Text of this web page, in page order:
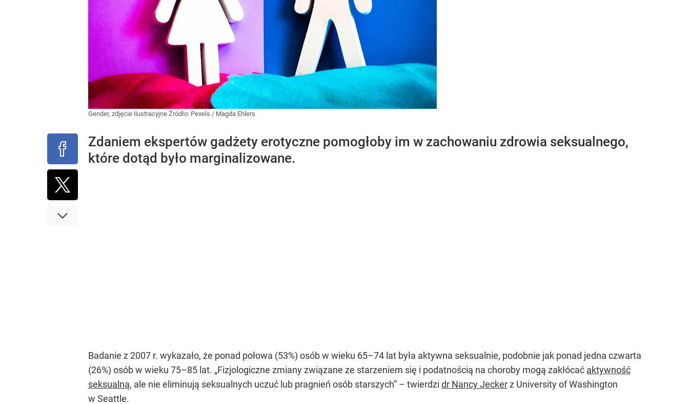
Gender, zdjęcie ilustracyjne Źródło: Pexels / Magda Ehlers
Zdaniem ekspertów gadżety erotyczne pomogłoby im w zachowaniu zdrowia seksualnego,
które dotąd było marginalizowane.
Badanie z 2007 r. wykazało, że ponad połowa (53%) osób w wieku 65–74 lat była aktywna seksualnie, podobnie jak ponad jedna czwarta
(26%) osób w wieku 75–85 lat. „Fizjologiczne zmiany związane ze starzeniem się i podatnością na choroby mogą zakłócać aktywność
seksualną, ale nie eliminują seksualnych uczuć lub pragnień osób starszych” – twierdzi dr Nancy Jeckerz University of Washington
w Seattle.